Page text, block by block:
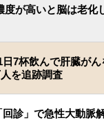
度が高いと脳は老化
日7杯飲んで肝臓が
を追跡調査
診」で急性大動脈